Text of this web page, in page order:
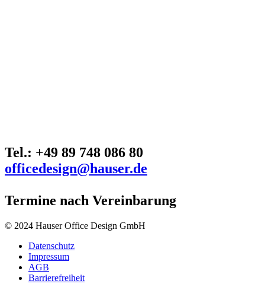
Tel.: +49 89 748 086 80
officedesign@hauser.de
Termine nach Vereinbarung
© 2024 Hauser Office Design GmbH
Datenschutz
Impressum
AGB
Barrierefreiheit